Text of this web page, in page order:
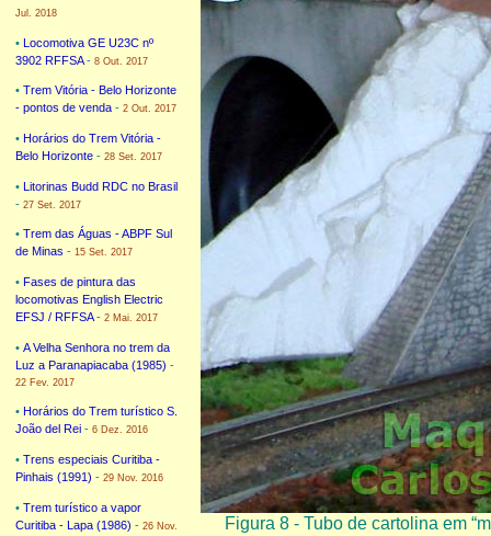
Jul. 2018
• Locomotiva GE U23C nº
3902 RFFSA- 8 Out. 2017
• Trem Vitória - Belo Horizonte
- pontos de venda - 2 Out. 2017
• Horários do Trem Vitória -
Belo Horizonte - 28 Set. 2017
• Litorinas Budd RDC no Brasil
- 27 Set. 2017
• Trem das Águas - ABPF Sul
de Minas - 15 Set. 2017
• Fases de pintura das
locomotivas English Electric
EFSJ / RFFSA- 2 Mai. 2017
• A Velha Senhora no trem da
Luz a Paranapiacaba (1985) -
22 Fev. 2017
• Horários do Trem turístico S.
João del Rei - 6 Dez. 2016
• Trens especiais Curitiba -
Pinhais (1991) - 29 Nov. 2016
• Trem turístico a vapor
Curitiba - Lapa (1986) - 26 Nov.
Figura 8 - Tubo de cartolina em